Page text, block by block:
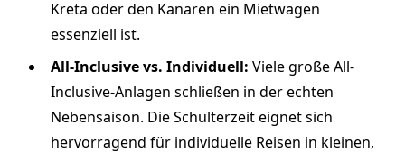
Kreta oder den Kanaren ein Mietwagen
essenziell ist.
All-Inclusive vs. Individuell: Viele große All-
Inclusive-Anlagen schließen in der echten
Nebensaison. Die Schulterzeit eignet sich
hervorragend für individuelle Reisen in kleinen,